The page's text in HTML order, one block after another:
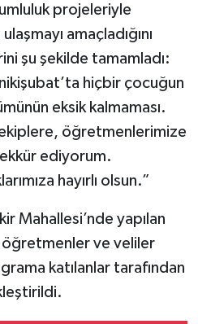
projeleriyle
amaçladığını
şu şekilde tamamladı:
hiçbir çocuğun
eksik kalmaması.
öğretmenlerimize
ediyorum.
hayırlı olsun.”
Mahallesi’nde yapılan
ve veliler
katılanlar tarafından